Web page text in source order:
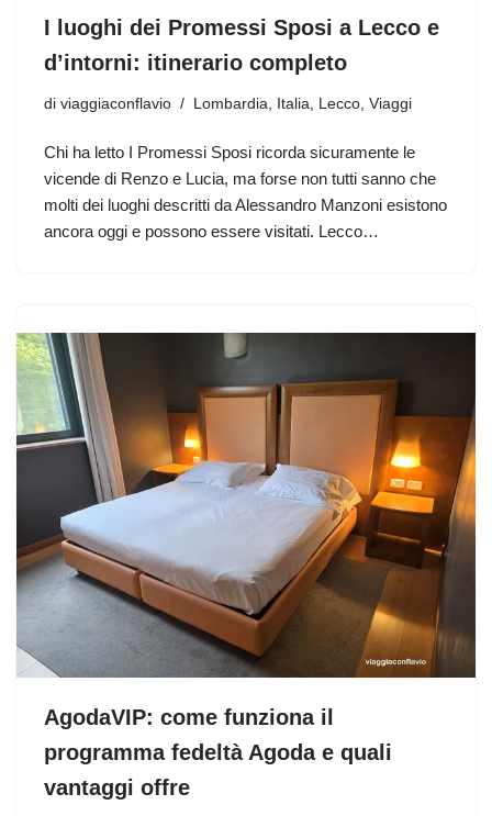
I luoghi dei Promessi Sposi a Lecco e
d’intorni: itinerario completo
di viaggiaconflavio Lombardia, Italia, Lecco, Viaggi
Chi ha letto I Promessi Sposi ricorda sicuramente le
vicende di Renzo e Lucia, ma forse non tutti sanno che
molti dei luoghi descritti da Alessandro Manzoni esistono
ancora oggi e possono essere visitati. Lecco…
AgodaVIP: come funziona il
programma fedeltà Agoda e quali
vantaggi offre